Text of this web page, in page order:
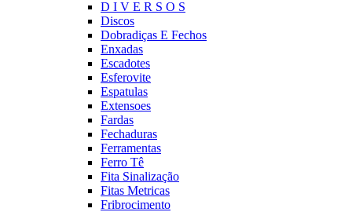
D I V E R S O S
Discos
Dobradiças E Fechos
Enxadas
Escadotes
Esferovite
Espatulas
Extensoes
Fardas
Fechaduras
Ferramentas
Ferro Tê
Fita Sinalização
Fitas Metricas
Fribrocimento